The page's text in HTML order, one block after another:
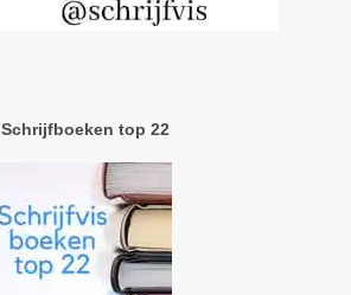
Schrijfboeken top 22